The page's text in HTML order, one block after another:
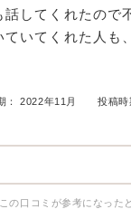
話してくれたので
ていてくれた人も
： 2022年11月 投稿時
の口コミが参考になった